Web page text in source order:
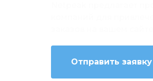
Отправить заявку